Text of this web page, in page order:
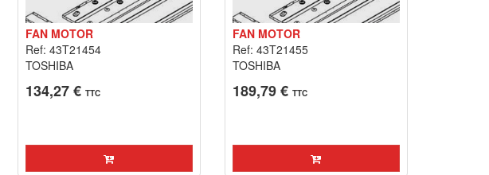
FAN MOTOR
Ref: 43T21454
TOSHIBA
134,27 € TTC
FAN MOTOR
Ref: 43T21455
TOSHIBA
189,79 € TTC